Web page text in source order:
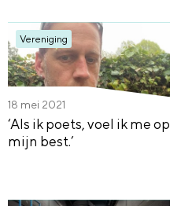
Vereniging
18 mei 2021
‘Als ik poets, voel ik me op
mijn best.’